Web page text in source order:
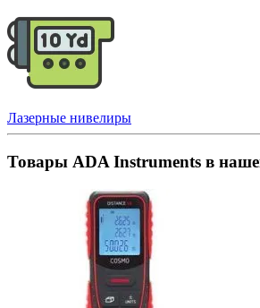
Лазерные нивелиры
Товары ADA Instruments в